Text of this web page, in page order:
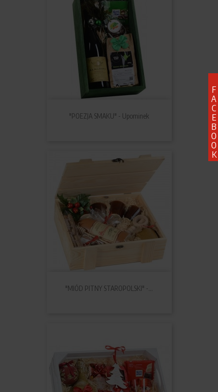
F
A
C
E
B
O
O
K
"POEZJA SMAKU" - Upominek
"MIÓD PITNY STAROPOLSKI" -...